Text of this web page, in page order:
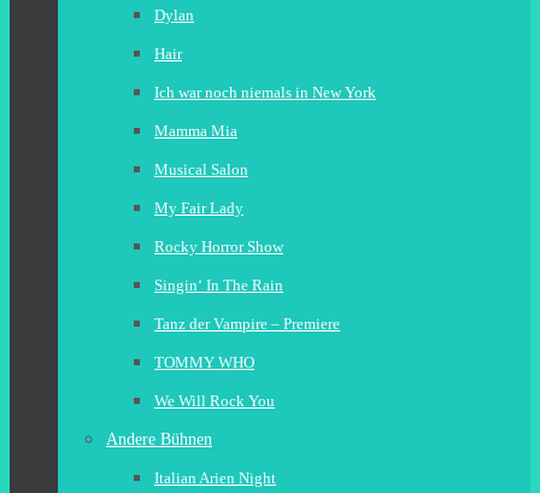
Dylan
Hair
Ich war noch niemals in New York
Mamma Mia
Musical Salon
My Fair Lady
Rocky Horror Show
Singin‘ In The Rain
Tanz der Vampire – Premiere
TOMMY WHO
We Will Rock You
Andere Bühnen
Italian Arien Night